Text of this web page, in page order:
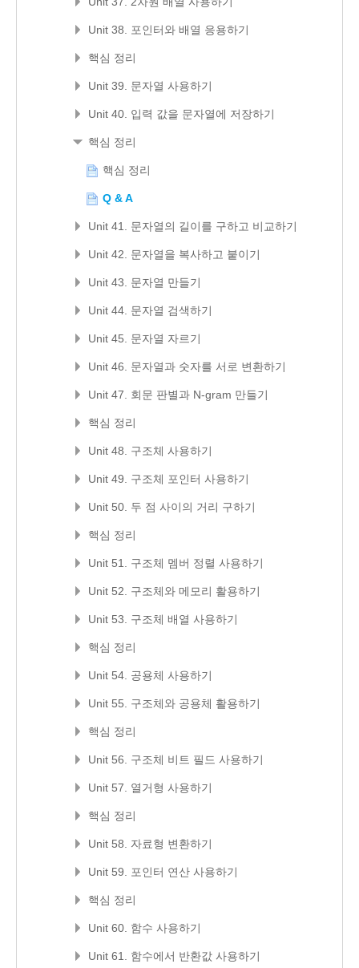
Unit 38. 포인터와 배열 응용하기
핵심 정리
Unit 39. 문자열 사용하기
Unit 40. 입력 값을 문자열에 저장하기
핵심 정리
핵심 정리
Q & A
Unit 41. 문자열의 길이를 구하고 비교하기
Unit 42. 문자열을 복사하고 붙이기
Unit 43. 문자열 만들기
Unit 44. 문자열 검색하기
Unit 45. 문자열 자르기
Unit 46. 문자열과 숫자를 서로 변환하기
Unit 47. 회문 판별과 N-gram 만들기
핵심 정리
Unit 48. 구조체 사용하기
Unit 49. 구조체 포인터 사용하기
Unit 50. 두 점 사이의 거리 구하기
핵심 정리
Unit 51. 구조체 멤버 정렬 사용하기
Unit 52. 구조체와 메모리 활용하기
Unit 53. 구조체 배열 사용하기
핵심 정리
Unit 54. 공용체 사용하기
Unit 55. 구조체와 공용체 활용하기
핵심 정리
Unit 56. 구조체 비트 필드 사용하기
Unit 57. 열거형 사용하기
핵심 정리
Unit 58. 자료형 변환하기
Unit 59. 포인터 연산 사용하기
핵심 정리
Unit 60. 함수 사용하기
Unit 61. 함수에서 반환값 사용하기